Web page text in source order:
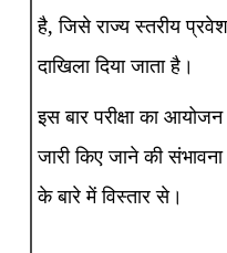
है, जिसे राज्य स्तरीय
दाखिला दिया जाता है।
इस बार परीक्षा का आयोजन
जारी किए जाने की
के बारे में विस्तार से।